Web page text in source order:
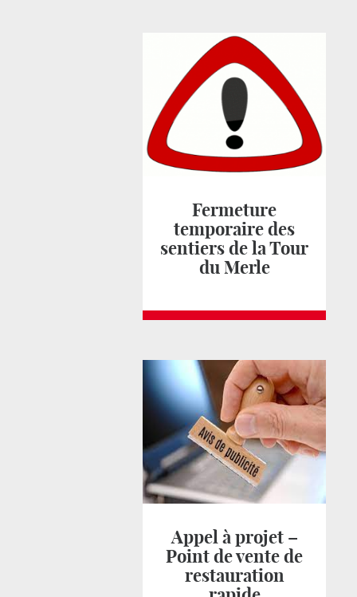
Fermeture
temporaire des
sentiers de la Tour
du Merle
Appel à projet –
Point de vente de
restauration